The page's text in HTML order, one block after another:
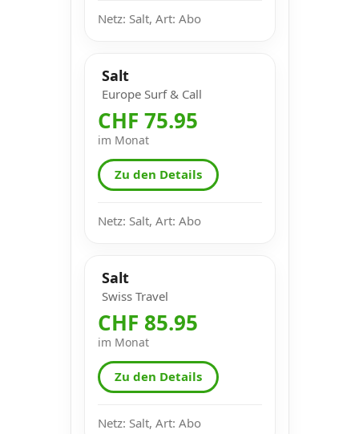
Netz: Salt, Art: Abo
Salt
Europe Surf & Call
CHF 75.95
im Monat
Zu den Details
Netz: Salt, Art: Abo
Salt
Swiss Travel
CHF 85.95
im Monat
Zu den Details
Netz: Salt, Art: Abo